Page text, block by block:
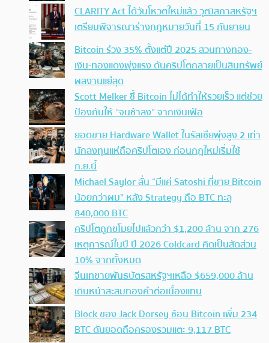
CLARITY Act ได้วันโหวตใหม่แล้ว วุฒิสภาสหรัฐฯ
เตรียมพิจารณาร่างกฎหมายวันที่ 15 กันยายน
Bitcoin ร่วง 35% ตั้งแต่ปี 2025 สวนทางทอง-
เงิน-ทองแดงพุ่งแรง ดันคริปโตกลายเป็นสินทรัพย์
ผลงานแย่สุด
Scott Melker ชี้ Bitcoin ไม่ได้ทำให้รวยเร็ว แต่ช่วย
ป้องกันให้ “จนช้าลง” จากเงินเฟ้อ
ยอดขาย Hardware Wallet ในรัสเซียพุ่งสูง 2 เท่า
นักลงทุนแห่ถือคริปโตเอง ก่อนกฎใหม่เริ่มใช้
ก.ย.นี้
Michael Saylor ลั่น “มีแค่ Satoshi ที่ขาย Bitcoin
น้อยกว่าผม” หลัง Strategy ถือ BTC ทะลุ
840,000 BTC
คริปโตถูกขโมยไปแล้วกว่า $1,200 ล้าน จาก 276
เหตุการณ์ในปี ปี 2026 Coldcard คิดเป็นสัดส่วน
10% จากทั้งหมด
จีนเทขายพันธบัตรสหรัฐฯเหลือ $659,000 ล้าน
เดินหน้าสะสมทองคำต่อเนื่องแทน
Block ของ Jack Dorsey ช้อน Bitcoin เพิ่ม 234
BTC ดันยอดถือครองรวมแตะ 9,117 BTC